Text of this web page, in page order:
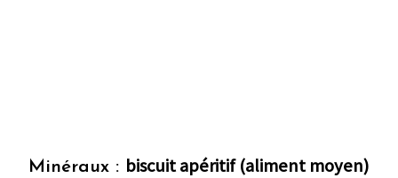
Minéraux : biscuit apéritif (aliment moyen)